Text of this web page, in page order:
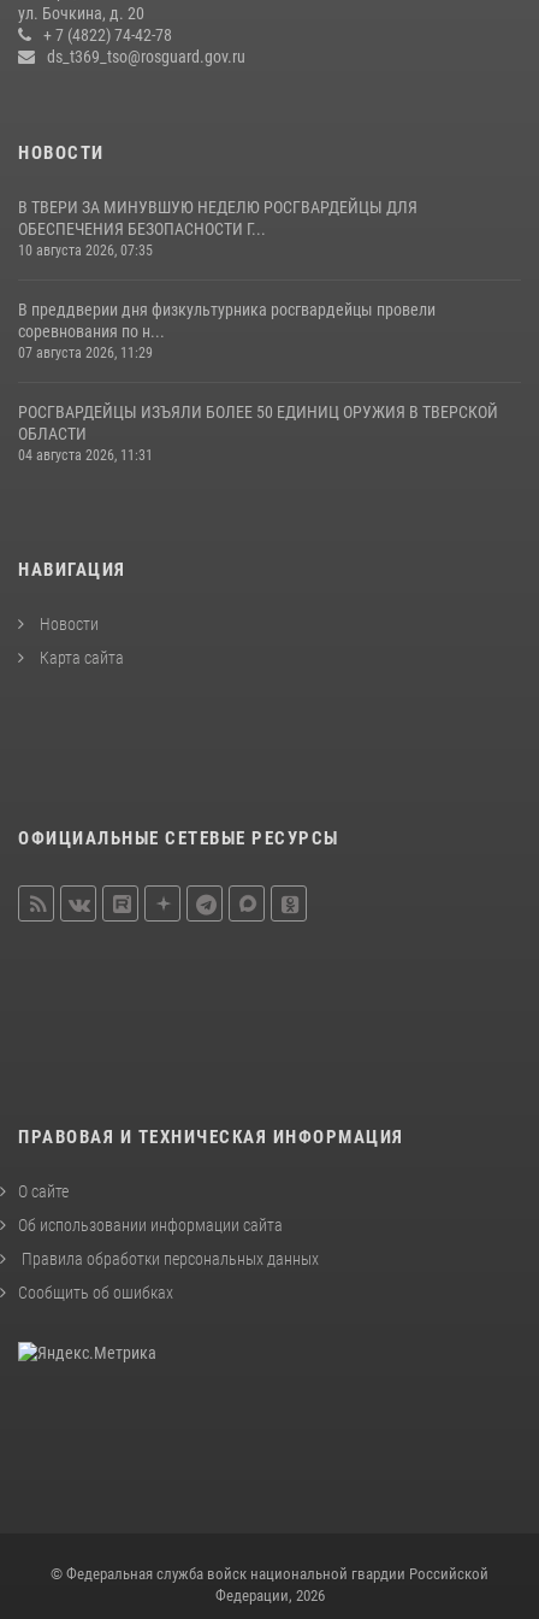
За последние 168 часов сотрудники росгвардии в Твери для
обеспечения безопасности граждан совершили более 280 выездов
ул. Бочкина, д. 20
+ 7 (4822) 74-42-78
ds_t369_tso@rosguard.gov.ru
НОВОСТИ
В ТВЕРИ ЗА МИНУВШУЮ НЕДЕЛЮ РОСГВАРДЕЙЦЫ ДЛЯ
ОБЕСПЕЧЕНИЯ БЕЗОПАСНОСТИ Г...
10 августа 2026, 07:35
В преддверии дня физкультурника росгвардейцы провели
соревнования по н...
07 августа 2026, 11:29
РОСГВАРДЕЙЦЫ ИЗЪЯЛИ БОЛЕЕ 50 ЕДИНИЦ ОРУЖИЯ В ТВЕРСКОЙ
ОБЛАСТИ
04 августа 2026, 11:31
НАВИГАЦИЯ
Новости
Карта сайта
ОФИЦИАЛЬНЫЕ СЕТЕВЫЕ РЕСУРСЫ
ПРАВОВАЯ И ТЕХНИЧЕСКАЯ ИНФОРМАЦИЯ
О сайте
Об использовании информации сайта
Правила обработки персональных данных
Сообщить об ошибках
© Федеральная служба войск национальной гвардии Российской
Федерации, 2026